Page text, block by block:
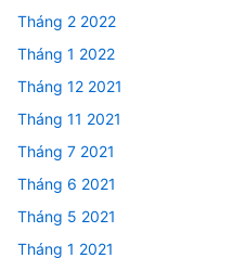
Tháng 2 2022
Tháng 1 2022
Tháng 12 2021
Tháng 11 2021
Tháng 7 2021
Tháng 6 2021
Tháng 5 2021
Tháng 1 2021